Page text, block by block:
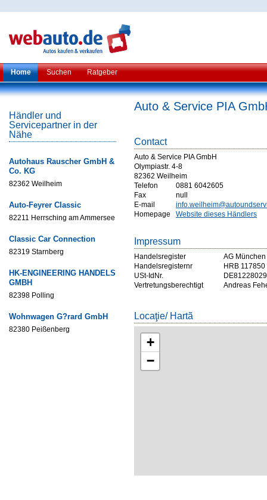
Home Suchen Ratgeber
Händler und
Servicepartner in der
Nähe
Autohaus Rauscher GmbH &
Co. KG
82362 Weilheim
Auto-Feyrer Classic
82211 Herrsching am Ammersee
Classic Car Connection
82319 Starnberg
HK-ENGINEERING HANDELS
GMBH
82398 Polling
Wohnwagen G?rard GmbH
82380 Peißenberg
Auto & Service PIA
Contact
Auto & Service PIA GmbH
Olympiastr. 4-8
82362 Weilheim
Telefon
0881 6042605
Fax
null
E-mail
Homepage
Website dieses Händlers
Impressum
Handelsregister
AG München
Handelsregisternr
HRB 117850
USt-IdNr.
Vertretungsberechtigt
Andreas
Locaţie/ Hartã
+
−